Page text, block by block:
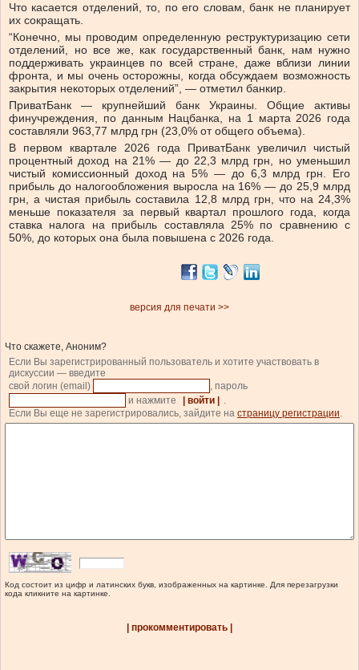
Что касается отделений, то, по его словам, банк не планирует
их сокращать.
“Конечно, мы проводим определенную реструктуризацию сети
отделений, но все же, как государственный банк, нам нужно
поддерживать украинцев по всей стране, даже вблизи линии
фронта, и мы очень осторожны, когда обсуждаем возможность
закрытия некоторых отделений”, — отметил банкир.
ПриватБанк — крупнейший банк Украины. Общие активы
финучреждения, по данным Нацбанка, на 1 марта 2026 года
составляли 963,77 млрд грн (23,0% от общего объема).
В первом квартале 2026 года ПриватБанк увеличил чистый
процентный доход на 21% — до 22,3 млрд грн, но уменьшил
чистый комиссионный доход на 5% — до 6,3 млрд грн. Его
прибыль до налогообложения выросла на 16% — до 25,9 млрд
грн, а чистая прибыль составила 12,8 млрд грн, что на 24,3%
меньше показателя за первый квартал прошлого года, когда
ставка налога на прибыль составляла 25% по сравнению с
50%, до которых она была повышена с 2026 года.
версия для печати >>
Что скажете, Аноним?
Если Вы зарегистрированный пользователь и хотите участвовать в
дискуссии — введите
свой логин (email)
, пароль
и нажмите
| войти |
.
Если Вы еще не зарегистрировались, зайдите на страницу регистрации.
Код состоит из цифр и латинских букв, изображенных на картинке. Для перезагрузки
кода кликните на картинке.
| прокомментировать |